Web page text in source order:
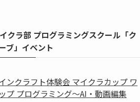
クラ部 プログラミングスクール「ク
ブ」イベント
ンクラフト体験会 マイクラカップ ワ
プ プログラミング～AI・動画編集